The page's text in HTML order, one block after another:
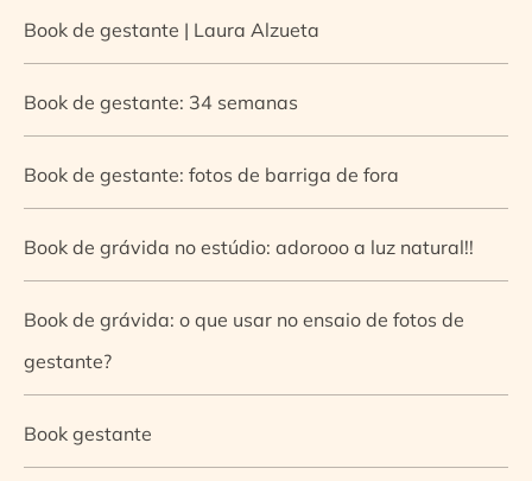
Book de gestante | Laura Alzueta
Book de gestante: 34 semanas
Book de gestante: fotos de barriga de fora
Book de grávida no estúdio: adorooo a luz natural!!
Book de grávida: o que usar no ensaio de fotos de
gestante?
Book gestante